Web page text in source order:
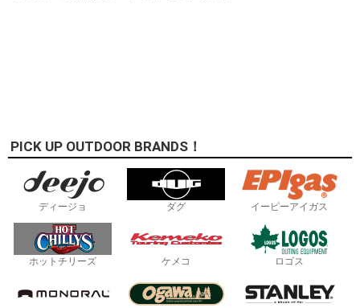
PICK UP OUTDOOR BRANDS！
ディージョ ダグ イーピーアイガス
ホットチリーズ ケメコ ロゴス